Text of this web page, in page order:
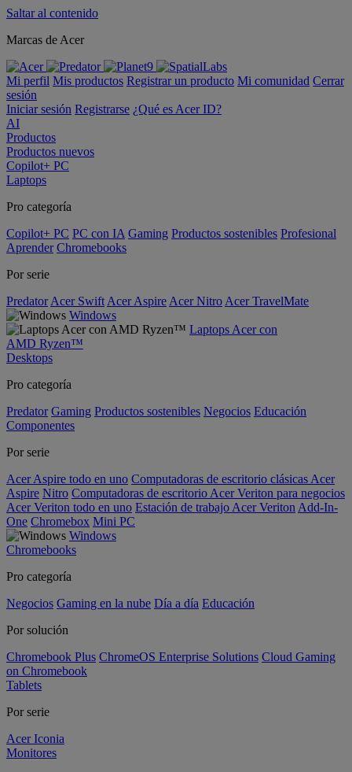
Saltar al contenido
Marcas de Acer
Mi perfil Mis productos Registrar un producto Mi comunidad Cerrar
sesión
Iniciar sesión Registrarse ¿Qué es Acer ID?
AI
Productos
Productos nuevos
Copilot+ PC
Laptops
Pro categoría
Copilot+ PC PC con IA Gaming Productos sostenibles Profesional
Aprender Chromebooks
Por serie
Predator Acer Swift Acer Aspire Acer Nitro Acer TravelMate
Windows
Laptops Acer con
AMD Ryzen™
Desktops
Pro categoría
Predator Gaming Productos sostenibles Negocios Educación
Componentes
Por serie
Acer Aspire todo en uno Computadoras de escritorio clásicas Acer
Aspire Nitro Computadoras de escritorio Acer Veriton para negocios
Acer Veriton todo en uno Estación de trabajo Acer Veriton Add-In-
One Chromebox Mini PC
Windows
Chromebooks
Pro categoría
Negocios Gaming en la nube Día a día Educación
Por solución
Chromebook Plus ChromeOS Enterprise Solutions Cloud Gaming
on Chromebook
Tablets
Por serie
Acer Iconia
Monitores